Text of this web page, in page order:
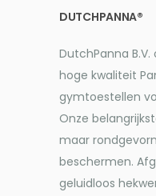
DUTCHPANNA®
DutchPanna
hoge kwaliteit
gymtoestellen
Onze
maar
beschermen.
geluidloos